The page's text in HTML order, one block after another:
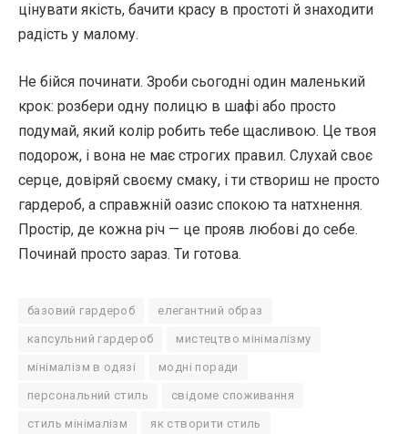
цінувати якість, бачити красу в простоті й знаходити
радість у малому.
Не бійся починати. Зроби сьогодні один маленький
крок: розбери одну полицю в шафі або просто
подумай, який колір робить тебе щасливою. Це твоя
подорож, і вона не має строгих правил. Слухай своє
серце, довіряй своєму смаку, і ти створиш не просто
гардероб, а справжній оазис спокою та натхнення.
Простір, де кожна річ — це прояв любові до себе.
Починай просто зараз. Ти готова.
базовий гардероб елегантний образ
капсульний гардероб мистецтво мінімалізму
мінімалізм в одязі модні поради
персональний стиль свідоме споживання
стиль мінімалізм як створити стиль